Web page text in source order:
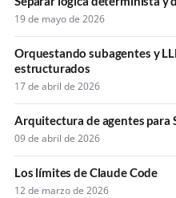
19 de mayo de 2026
Orquestando subagentes y
estructurados
17 de abril de 2026
Arquitectura de agentes para
09 de abril de 2026
Los límites de Claude Code
12 de marzo de 2026